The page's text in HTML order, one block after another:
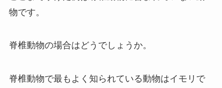
物です。
脊椎動物の場合はどうでしょうか。
脊椎動物で最もよく知られている動物はイモリで